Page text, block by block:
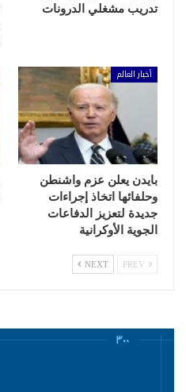
تدريب مشغلي الدرونات
أخبار العالم
بايدن يعلن عزم واشنطن
وحلفائها اتخاذ إجراءات
جديدة لتعزيز الدفاعات
الجوية الأوكرانية
NEXT